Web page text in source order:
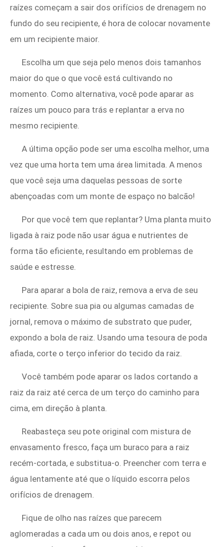
raízes começam a sair dos orifícios de drenagem no
fundo do seu recipiente, é hora de colocar novamente
em um recipiente maior.
Escolha um que seja pelo menos dois tamanhos
maior do que o que você está cultivando no
momento. Como alternativa, você pode aparar as
raízes um pouco para trás e replantar a erva no
mesmo recipiente.
A última opção pode ser uma escolha melhor, uma
vez que uma horta tem uma área limitada. A menos
que você seja uma daquelas pessoas de sorte
abençoadas com um monte de espaço no balcão!
Por que você tem que replantar? Uma planta muito
ligada à raiz pode não usar água e nutrientes de
forma tão eficiente, resultando em problemas de
saúde e estresse.
Para aparar a bola de raiz, remova a erva de seu
recipiente. Sobre sua pia ou algumas camadas de
jornal, remova o máximo de substrato que puder,
expondo a bola de raiz. Usando uma tesoura de poda
afiada, corte o terço inferior do tecido da raiz.
Você também pode aparar os lados cortando a
raiz da raiz até cerca de um terço do caminho para
cima, em direção à planta.
Reabasteça seu pote original com mistura de
envasamento fresco, faça um buraco para a raiz
recém-cortada, e substitua-o. Preencher com terra e
água lentamente até que o líquido escorra pelos
orifícios de drenagem.
Fique de olho nas raízes que parecem
aglomeradas a cada um ou dois anos, e repot ou